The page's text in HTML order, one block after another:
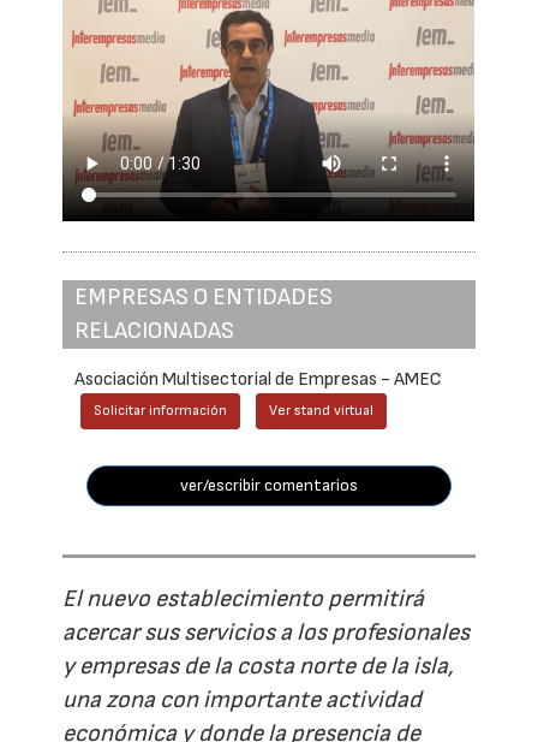
EMPRESAS O ENTIDADES
RELACIONADAS
Asociación Multisectorial de Empresas - AMEC
Solicitar información Ver stand virtual
ver/escribir comentarios
El nuevo establecimiento permitirá
acercar sus servicios a los profesionales
y empresas de la costa norte de la isla,
una zona con importante actividad
económica y donde la presencia de